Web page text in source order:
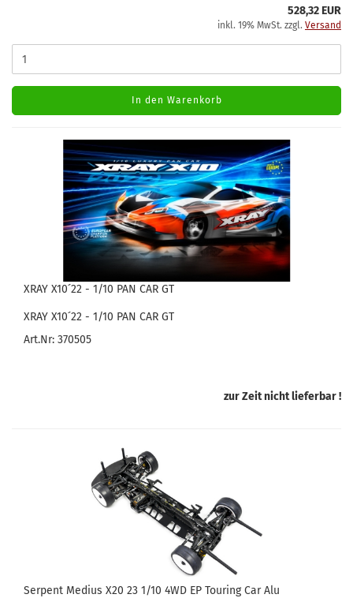
528,32 EUR
inkl. 19% MwSt. zzgl. Versand
In den Warenkorb
XRAY X10 ́22 - 1/10 PAN CAR GT
XRAY X10 ́22 - 1/10 PAN CAR GT
Art.Nr: 370505
zur Zeit nicht lieferbar !
Serpent Medius X20 23 1/10 4WD EP Touring Car Alu